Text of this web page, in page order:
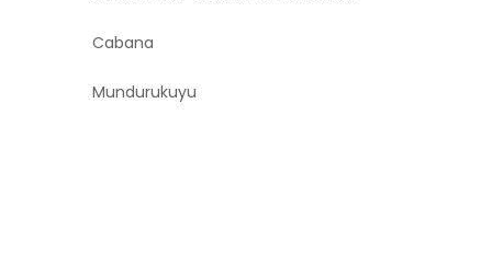
Cabana
Mundurukuyu